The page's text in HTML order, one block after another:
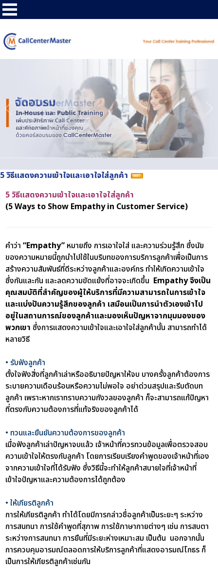
5 วิธีแสดงความเข้าใจและเอาใจใส่ลูกค้า
5 วิธีแสดงความเข้าใจและเอาใจใส่ลูกค้า
(5 Ways to Show Empathy in Customer Service)
คำว่า“Empathy” หมายถึง การเอาใจใส่ และความร่วมรู้สึก ซึ่งนัย
ของความหมายนี้ถูกนำไปใช้ในบริบทของการบริการลูกค้าเพื่อเป็นการ
สร้างความสัมพันธ์ที่ดีระหว่างลูกค้าและองค์กร ทำให้เกิดความเข้าใจ
ซึ่งกันและกัน และลดความขัดแย้งที่อาจจะเกิดขึ้น Empathy จึงเป็น
คุณสมบัติที่สำคัญของผู้ให้บริการที่มีความสามารถในการเข้าใจ
และแบ่งปันความรู้สึกของลูกค้า เสมือนเป็นการนำตัวเองเข้าไป
อยู่ในสถานการณ์ของลูกค้าและมองเห็นปัญหาจากมุมมองของ
พวกเขาซึ่งการแสดงความเข้าใจและเอาใจใส่ลูกค้านั้น สามารถทำได้
หลายวิธี
• รับฟังลูกค้า
ตั้งใจฟังสิ่งที่ลูกค้าเล่าหรืออธิบายปัญหาให้จบ บางครั้งลูกค้าต้องการ
ระบายความเดือนร้อนหรือความไม่พอใจ อย่าด่วนสรุปและรีบตัดบท
ลูกค้า เพราะหากเราทราบความกังวลของลูกค้า ก็จะสามารถแก้ปัญหา
ที่ตรงกับความต้องการที่แท้จริงของลูกค้าได้
• ทวนและยืนยันความต้องการของลูกค้า
เมื่อฟังลูกค้าเล่าปัญหาจบแล้ว เจ้าหน้าที่ควรทวนข้อมูลเพื่อตรวจสอบ
ความเข้าใจให้ตรงกับลูกค้า โดยการเรียบเรียงคำพูดของเจ้าหน้าที่เอง
จากความเข้าใจที่ได้รับฟัง ซึ่งวิธีนี้จะทำให้ลูกค้าสบายใจที่เจ้าหน้าที่
เข้าใจปัญหาและความต้องการได้ถูกต้อง
• ให้เกียรติลูกค้า
การให้เกียรติลูกค้า ทำได้โดยมีการกล่าวชื่อลูกค้าเป็นระยะๆ ระหว่าง
การสนทนา การใช้คำพูดที่สุภาพ การใช้ภาษากายต่างๆ เช่น การสบตา
ระหว่างการสนทนา การยืนที่มีระยะห่างเหมาะสม เป็นต้น นอกจากนั้น
การควบคุมอารมณ์ตลอดการให้บริการลูกค้าที่แสดงอารมณ์โกธร ก็
เป็นการให้เกียรติลูกค้าเช่นกัน